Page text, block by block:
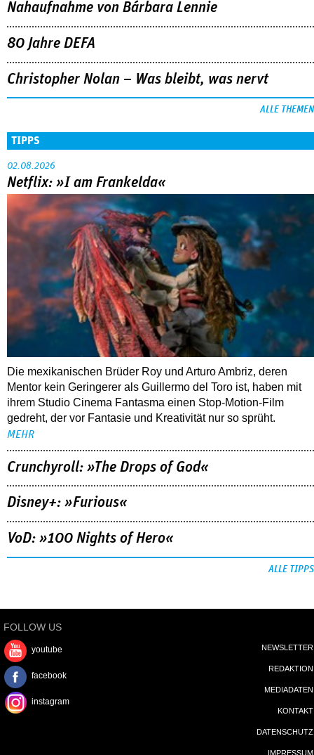
Nahaufnahme von Bárbara Lennie
80 Jahre DEFA
Christopher Nolan – Was bleibt, was nervt
ALLE THEMEN
TIPPS
02.08.2026
Netflix: »I am Frankelda«
Die mexikanischen Brüder Roy und Arturo Ambriz, deren
Mentor kein Geringerer als Guillermo del Toro ist, haben mit
ihrem Studio Cinema Fantasma einen Stop-Motion-Film
gedreht, der vor Fantasie und Kreativität nur so sprüht.
MEHR
Crunchyroll: »The Drops of God«
Disney+: »Furious«
VoD: »100 Nights of Hero«
ALLE TIPPS
FOLLOW US
youtube
facebook
instagram
NEWSLETTER
REDAKTION
MEDIADATEN
KONTAKT
DATENSCHUTZ
IMPRESSUM